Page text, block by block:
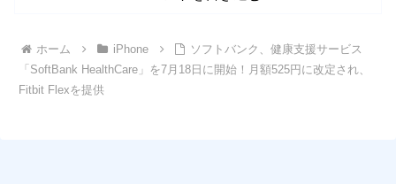
ホーム iPhone
ソフトバンク、健康支援サービス
「SoftBank HealthCare」を7月18日に開始！月額525円に改定され、
Fitbit Flexを提供